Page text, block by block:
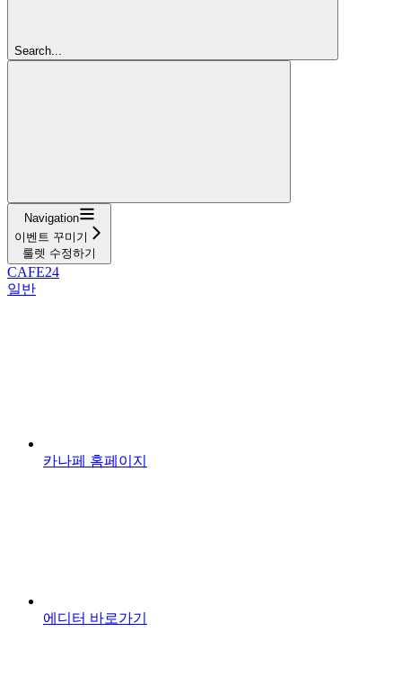
Search...
Navigation
이벤트 꾸미기
룰렛 수정하기
CAFE24
일반
카나페 홈페이지
에디터 바로가기